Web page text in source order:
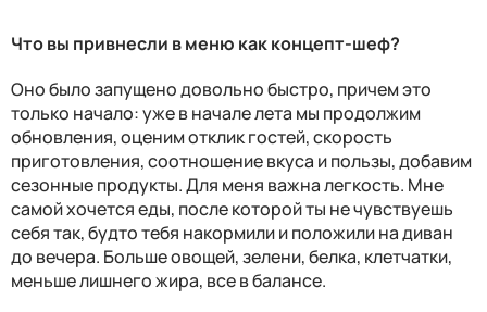
Что вы привнесли в меню как концепт-шеф?
Оно было запущено довольно быстро, причем это
только начало: уже в начале лета мы продолжим
обновления, оценим отклик гостей, скорость
приготовления, соотношение вкуса и пользы, добавим
сезонные продукты. Для меня важна легкость. Мне
самой хочется еды, после которой ты не чувствуешь
себя так, будто тебя накормили и положили на диван
до вечера. Больше овощей, зелени, белка, клетчатки,
меньше лишнего жира, все в балансе.